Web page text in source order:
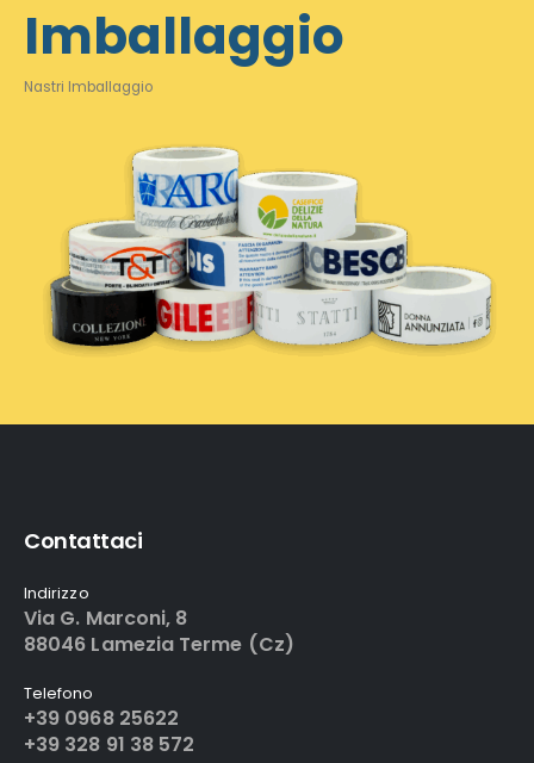
Imballaggio
Nastri Imballaggio
Contattaci
Indirizzo
Via G. Marconi, 8
88046 Lamezia Terme (Cz)
Telefono
+39 0968 25622
+39 328 91 38 572